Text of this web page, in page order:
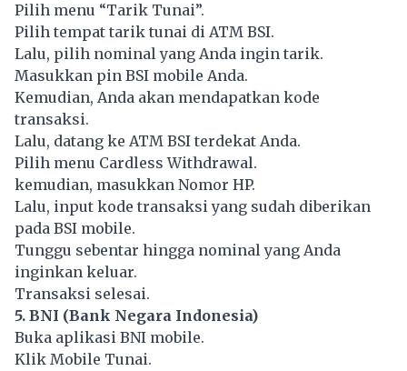
Pilih menu “Tarik Tunai”.
Pilih tempat tarik tunai di ATM BSI.
Lalu, pilih nominal yang Anda ingin tarik.
Masukkan pin BSI mobile Anda.
Kemudian, Anda akan mendapatkan kode
transaksi.
Lalu, datang ke ATM BSI terdekat Anda.
Pilih menu Cardless Withdrawal.
kemudian, masukkan Nomor HP.
Lalu, input kode transaksi yang sudah diberikan
pada BSI mobile.
Tunggu sebentar hingga nominal yang Anda
inginkan keluar.
Transaksi selesai.
5. BNI (Bank Negara Indonesia)
Buka aplikasi BNI mobile.
Klik Mobile Tunai.